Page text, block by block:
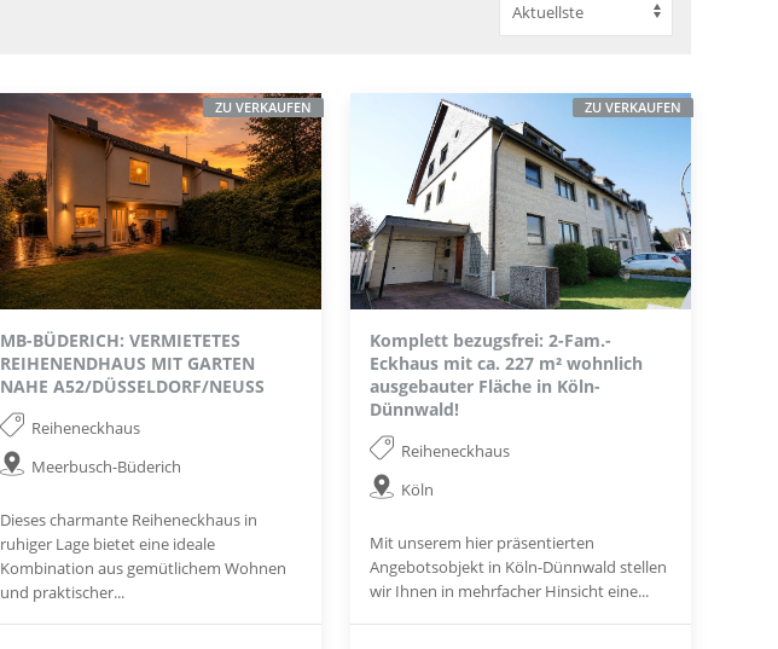
MB-BÜDERICH: VERMIETETES
REIHENENDHAUS MIT GARTEN
NAHE A52/DÜSSELDORF/NEUSS
Reiheneckhaus
Meerbusch-Büderich
Dieses charmante Reiheneckhaus in
ruhiger Lage bietet eine ideale
Kombination aus gemütlichem Wohnen
und praktischer...
ZU VERKAUFEN
Komplett bezugsfrei: 2-Fam.-
Eckhaus mit ca. 227 m² wohnlich
ausgebauter Fläche in Köln-
Dünnwald!
Reiheneckhaus
Köln
Mit unserem hier präsentierten
Angebotsobjekt in Köln-Dünnwald stellen
wir Ihnen in mehrfacher Hinsicht eine...
ZU VERKAUFEN